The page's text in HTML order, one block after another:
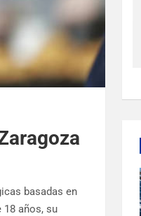
basadas en
18 años, su